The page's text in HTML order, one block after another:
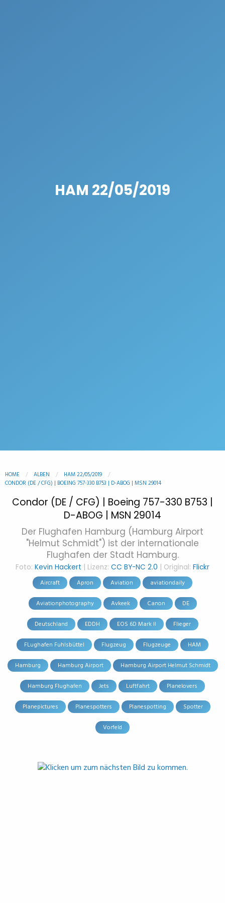
HAM 22/05/2019
HOME ALBEN
HAM 22/05/2019
CONDOR (DE / CFG) | BOEING 757-330 B753 | D-ABOG | MSN 29014
Condor (DE / CFG) | Boeing 757-330 B753 |
D-ABOG | MSN 29014
Der Flughafen Hamburg (Hamburg Airport
"Helmut Schmidt") ist der internationale
Flughafen der Stadt Hamburg.
Foto: Kevin Hackert | Lizenz: CC BY-NC 2.0 | Original: Flickr
Aircraft Apron Aviation aviationdaily
Aviationphotography Avkeek Canon DE
Deutschland EDDH EOS 6D Mark II Flieger
FLughafen Fuhlsbüttel Flugzeug Flugzeuge HAM
Hamburg Hamburg Airport Hamburg Airport Helmut Schmidt
Hamburg Flughafen Jets Luftfahrt Planelovers
Planepictures Planespotters Planespotting Spotter
Vorfeld